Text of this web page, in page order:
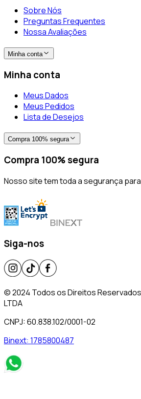
Sobre Nós
Preguntas Frequentes
Nossa Avaliações
Minha conta
Minha conta
Meus Dados
Meus Pedidos
Lista de Desejos
Compra 100% segura
Compra 100% segura
Nosso site tem toda a segurança
Siga-nos
© 2024 Todos os Direitos Reservados
LTDA
CNPJ: 60.838.102/0001-02
Binext: 1785800487